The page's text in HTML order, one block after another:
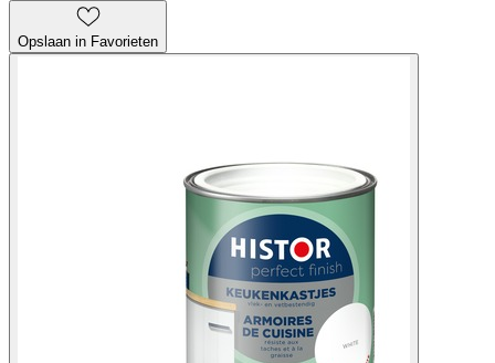
Opslaan in Favorieten